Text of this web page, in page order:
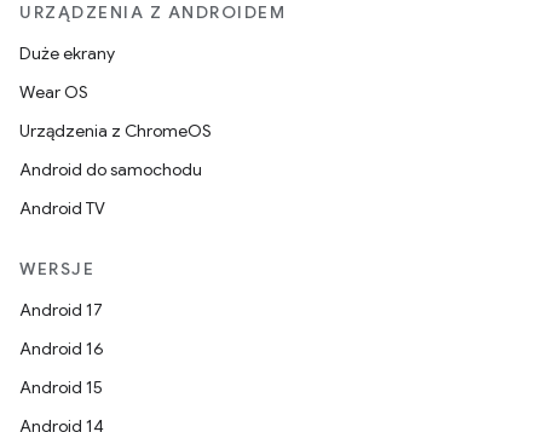
URZĄDZENIA Z ANDROIDEM
Duże ekrany
Wear OS
Urządzenia z ChromeOS
Android do samochodu
Android TV
WERSJE
Android 17
Android 16
Android 15
Android 14